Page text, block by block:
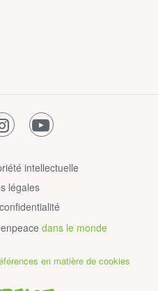
instagramyoutube
intellectuelle
légales
dans le monde
en matière de cookies